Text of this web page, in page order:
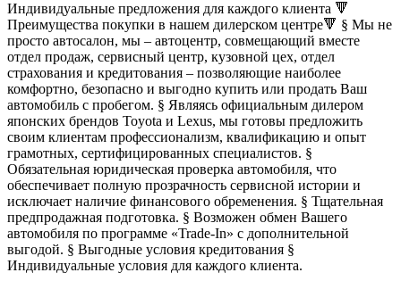
Индивидуальные предложения для каждого клиента 🔻
Преимущества покупки в нашем дилерском центре🔻 § Мы не
просто автосалон, мы – автоцентр, совмещающий вместе
отдел продаж, сервисный центр, кузовной цех, отдел
страхования и кредитования – позволяющие наиболее
комфортно, безопасно и выгодно купить или продать Ваш
автомобиль с пробегом. § Являясь официальным дилером
японских брендов Тоyоtа и Lехus, мы готовы предложить
своим клиентам профессионализм, квалификацию и опыт
грамотных, сертифицированных специалистов. §
Обязательная юридическая проверка автомобиля, что
обеспечивает полную прозрачность сервисной истории и
исключает наличие финансового обременения. § Тщательная
предпродажная подготовка. § Возможен обмен Вашего
автомобиля по программе «Trade-In» с дополнительной
выгодой. § Выгодные условия кредитования §
Индивидуальные условия для каждого клиента.